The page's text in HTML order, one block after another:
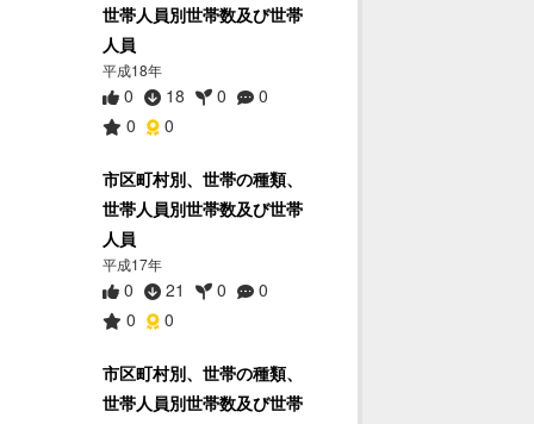
世帯人員別世帯数及び世帯
人員
平成18年
0 18 0
0
0
0
市区町村別、世帯の種類、
世帯人員別世帯数及び世帯
人員
平成17年
0 21 0
0
0
0
市区町村別、世帯の種類、
世帯人員別世帯数及び世帯